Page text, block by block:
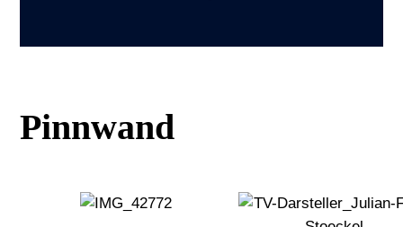
Pinnwand